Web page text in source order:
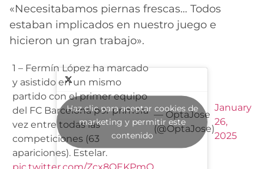
«Necesitabamos piernas frescas… Todos
estaban implicados en nuestro juego e
hicieron un gran trabajo».
1 – Fermín López ha marcado
y asistido en un mismo
partido con el primer equipo
del FC Barcelona por primera
vez entre todas las
competiciones (63
apariciones). Estelar.
— OptaJose
(@OptaJose)
January
26,
2025
Haz clic para aceptar cookies de
marketing y permitir este
contenido